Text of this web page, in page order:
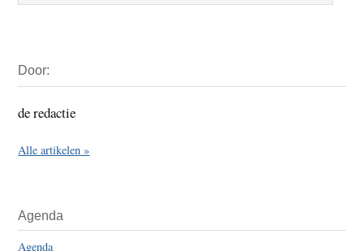
Sidebar
Door:
de redactie
Alle artikelen »
Agenda
Agenda